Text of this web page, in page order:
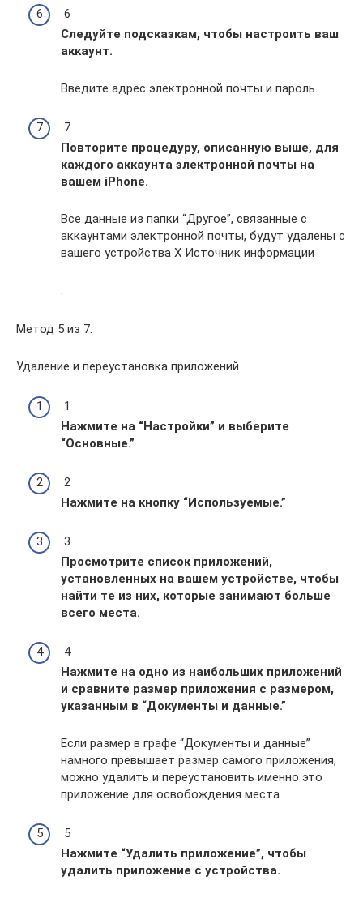
6
Следуйте подсказкам, чтобы настроить ваш
аккаунт.
Введите адрес электронной почты и пароль.
7
Повторите процедуру, описанную выше, для
каждого аккаунта электронной почты на
вашем iPhone.
Все данные из папки “Другое”, связанные с
аккаунтами электронной почты, будут удалены с
вашего устройства X Источник информации
.
Метод 5 из 7:
Удаление и переустановка приложений
1
Нажмите на “Настройки” и выберите
“Основные.”
2
Нажмите на кнопку “Используемые.”
3
Просмотрите список приложений,
установленных на вашем устройстве, чтобы
найти те из них, которые занимают больше
всего места.
4
Нажмите на одно из наибольших приложений
и сравните размер приложения с размером,
указанным в “Документы и данные.”
Если размер в графе “Документы и данные”
намного превышает размер самого приложения,
можно удалить и переустановить именно это
приложение для освобождения места.
5
Нажмите “Удалить приложение”, чтобы
удалить приложение с устройства.